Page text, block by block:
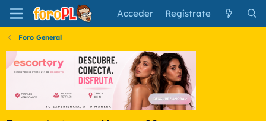
Acceder Regístrate
Foro General